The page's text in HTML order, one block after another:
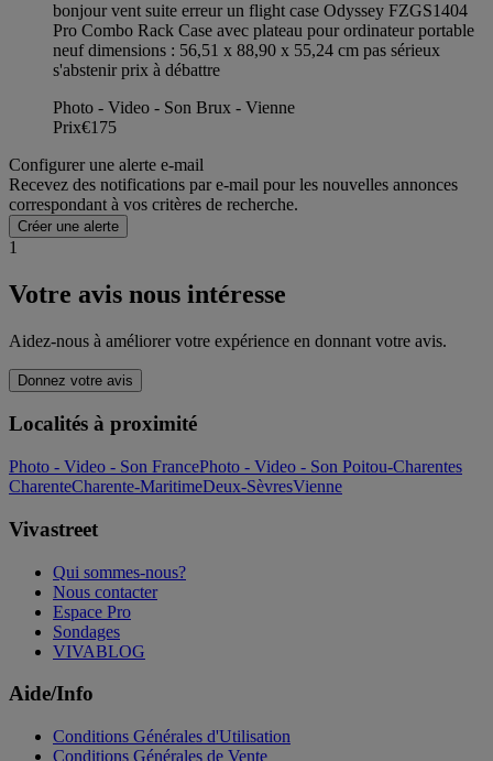
bonjour vent suite erreur un flight case Odyssey FZGS1404
Pro Combo Rack Case avec plateau pour ordinateur portable
neuf dimensions : 56,51 x 88,90 x 55,24 cm pas sérieux
s'abstenir prix à débattre
Photo - Video - Son Brux - Vienne
Prix€175
Configurer une alerte e-mail
Recevez des notifications par e-mail pour les nouvelles annonces
correspondant à vos critères de recherche.
Créer une alerte
1
Votre avis nous intéresse
Aidez-nous à améliorer votre expérience en donnant votre avis.
Donnez votre avis
Localités à proximité
Photo - Video - Son FrancePhoto - Video - Son Poitou-Charentes
CharenteCharente-MaritimeDeux-SèvresVienne
Vivastreet
Qui sommes-nous?
Nous contacter
Espace Pro
Sondages
VIVABLOG
Aide/Info
Conditions Générales d'Utilisation
Conditions Générales de Vente